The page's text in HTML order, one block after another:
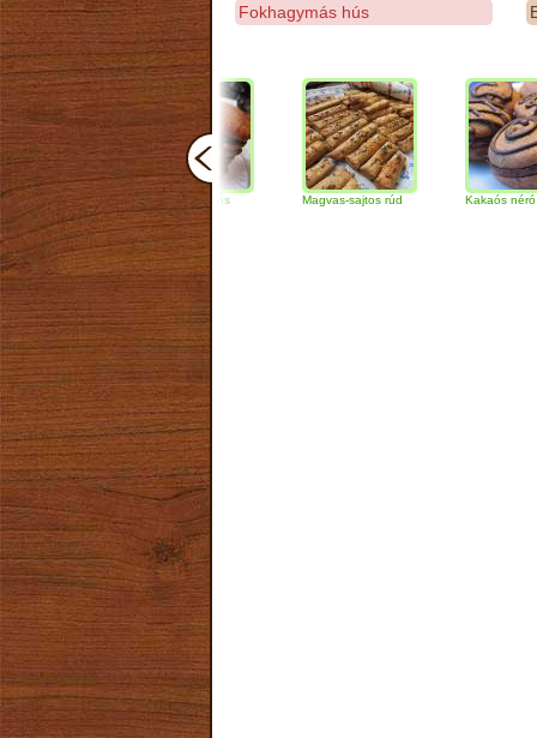
Fokhagymás hús
Csokoládés-diós
szendvics
Magvas-sajtos rúd Kakaós néró